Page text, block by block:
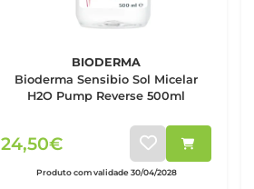
BIODERMA
Bioderma Sensibio Sol Micelar
H2O Pump Reverse 500ml
24,50€
Produto com validade 30/04/2028